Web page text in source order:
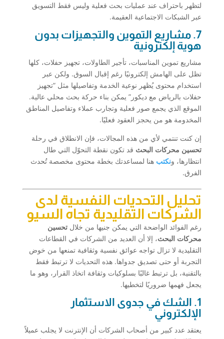
لتظهر باحتراف عند عمليات بحث فعلية وليس فقط التسويق
عبر الشبكات الاجتماعية العقيمة.
7. مشاريع التموين والتجهيزات بدون
هوية إلكترونية
مشاريع تموين المناسبات، تأجير الطاولات، تجهيز حفلات، كلها
تظل على الهامش إلكترونيًا رغم إقبال السوق. ولكن عبر
استخدام محتوى يُظهر نوعية الخدمة وتفاصيلها مثل “تجهيز
حفلات بالرياض مع ديكور” يمكن بناء حركة بحث محلي عالية.
الموقع الذي يجمع صور فعلية وتجارب عملاء وتفاصيل المناطق
المخدومة هو من يحجز العقود فعليًا.
إن كنت تنتمي لأي من هذه المجالات، فإن الانطلاق في رحلة
تحسين محركات البحث قد تكون نقطة التحوّل التي طال
انتظارها، ونكتب هنا لمساعدتك بخطة محتوى مخصصة تُحدث
الفرق.
تحليل التحديات النفسية لدى
الشركات التقليدية تجاه السيو
رغم الفوائد الواضحة التي يمكن جنيها من خلال تحسين
محركات البحث، إلا أن العديد من الشركات في القطاعات
التقليدية لا تزال تواجه عوائق نفسية وثقافية تمنعها من خوض
التجربة أو حتى تصديق جدواها. هذه التحديات لا ترتبط فقط
بالتقنية، بل ترتبط غالبًا بسلوكيات وثقافة اتخاذ القرار، وهو ما
يجعل فهمها ضروريًا لتخطيها.
1. الشك في جدوى الاستثمار
الإلكتروني
يعتقد عدد كبير من أصحاب الشركات أن الإنترنت لا يجلب عميلاً